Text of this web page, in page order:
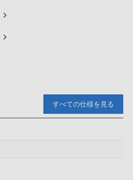
すべての仕様を見る